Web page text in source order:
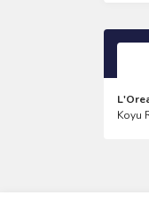
Koyu